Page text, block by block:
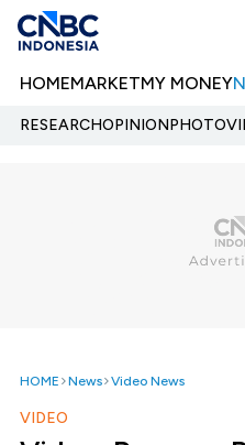
HOMEMARKETMY MONEY
RESEARCHOPINIONPHOTO
HOME News Video News
VIDEO